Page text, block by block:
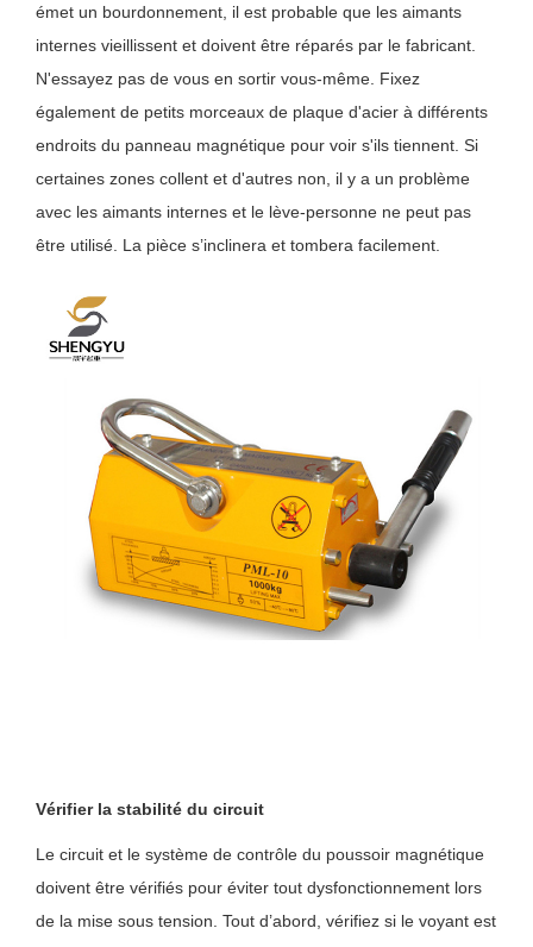
émet un bourdonnement, il est probable que les aimants
internes vieillissent et doivent être réparés par le fabricant.
N'essayez pas de vous en sortir vous-même. Fixez
également de petits morceaux de plaque d'acier à différents
endroits du panneau magnétique pour voir s'ils tiennent. Si
certaines zones collent et d'autres non, il y a un problème
avec les aimants internes et le lève-personne ne peut pas
être utilisé. La pièce s’inclinera et tombera facilement.
Vérifier la stabilité du circuit
Le circuit et le système de contrôle du poussoir magnétique
doivent être vérifiés pour éviter tout dysfonctionnement lors
de la mise sous tension. Tout d’abord, vérifiez si le voyant est